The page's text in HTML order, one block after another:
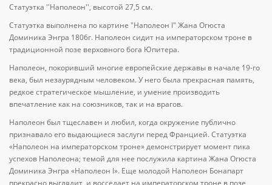
Статуэтка ''Наполеон'', высотой 27,5 см.
Статуэтка выполнена по картине "Наполеон I" Жана Огюста
Доминика Энгра 1806г. Наполеон сидит на императорском троне в
традиционной позе верховного бога Юпитера.
Наполеон, покоривший многие европейские державы в начале 19-го
века, был незаурядным человеком. У него была прекрасная память,
редкое стратегическое мышление, и умение производить
впечатление как на союзников, так и на врагов.
Наполеон был тщеславен и любил, когда окружение публично
признавало его выдающиеся заслуги перед Францией. Статуэтка
«Наполеон на императорском троне» демонстрирует момент пика
успехов Наполеона; темой для нее послужила картина Жана Огюста
Доминика Энгра «Наполеон I». Еще молодой Наполеон Бонапарт
прекрасно выглядит, и восседает на императорском троне в позе